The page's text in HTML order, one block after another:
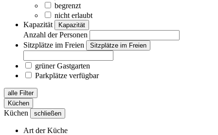
begrenzt
nicht erlaubt
Kapazität
Kapazität
Anzahl der Personen
Sitzplätze im Freien
Sitzplätze im Freien
grüner Gastgarten
Parkplätze verfügbar
alle Filter
Küchen
Küchen schließen
Art der Küche